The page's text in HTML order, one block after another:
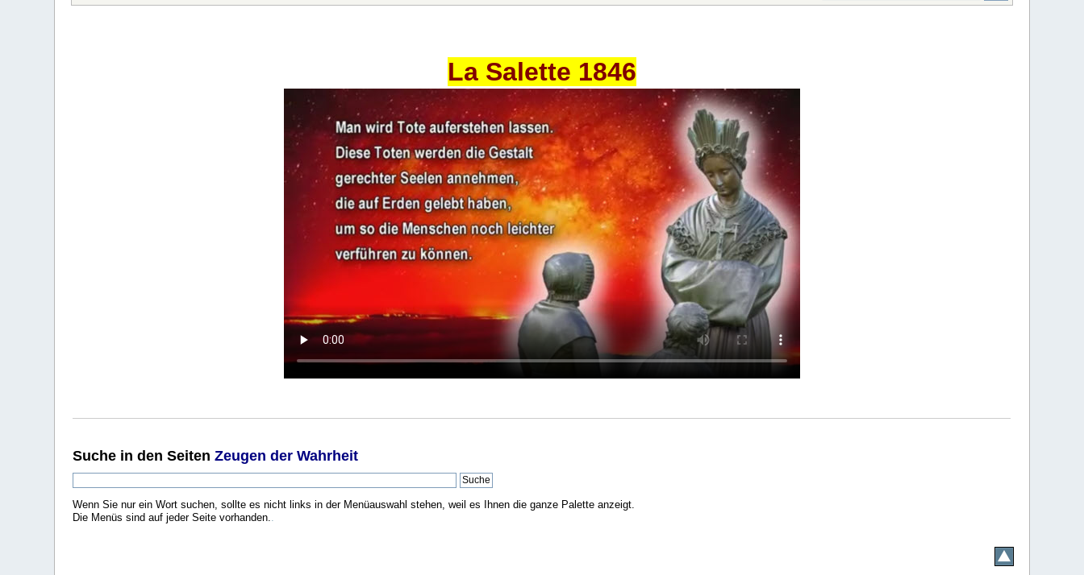
La Salette 1846
Suche in den SeitenZeugen der Wahrheit
Wenn Sie nur ein Wort suchen, sollte es nicht links in der Menüauswahl stehen, weil es Ihnen die ganze Palette anzeigt.
Die Menüs sind auf jeder Seite vorhanden..